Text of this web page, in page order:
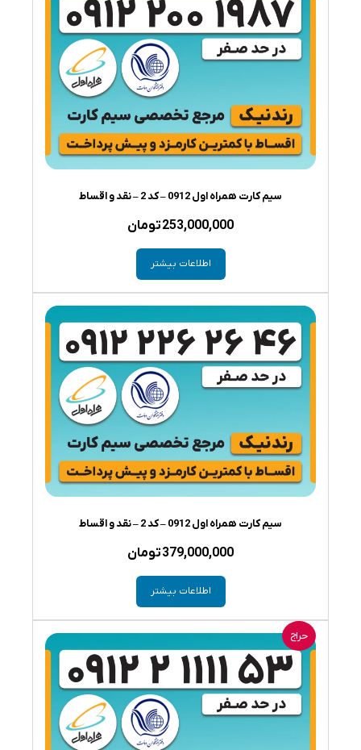
سیم کارت همراه اول 0912 – کد 2 – نقد و اقساط
253,000,000تومان
اطلاعات بیشتر
سیم کارت همراه اول 0912 – کد 2 – نقد و اقساط
379,000,000تومان
اطلاعات بیشتر
حراج